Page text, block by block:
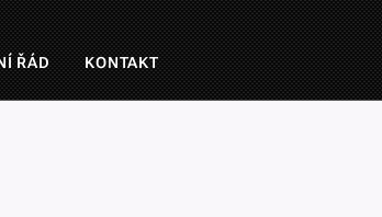
ŘÁD KONTAKT